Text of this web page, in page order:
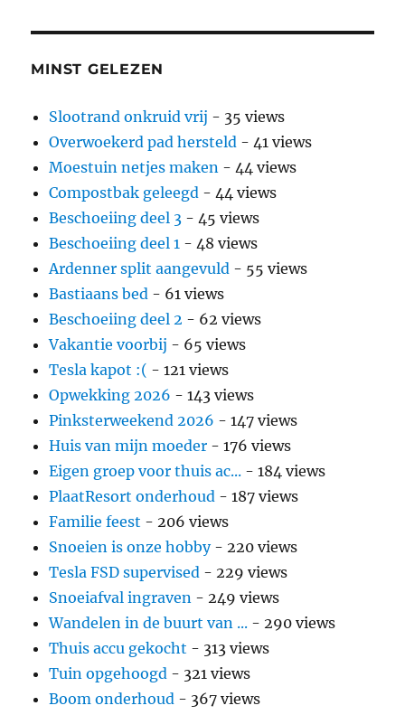
MINST GELEZEN
Slootrand onkruid vrij - 35 views
Overwoekerd pad hersteld - 41 views
Moestuin netjes maken - 44 views
Compostbak geleegd - 44 views
Beschoeiing deel 3 - 45 views
Beschoeiing deel 1 - 48 views
Ardenner split aangevuld - 55 views
Bastiaans bed - 61 views
Beschoeiing deel 2 - 62 views
Vakantie voorbij - 65 views
Tesla kapot :( - 121 views
Opwekking 2026 - 143 views
Pinksterweekend 2026 - 147 views
Huis van mijn moeder - 176 views
Eigen groep voor thuis ac... - 184 views
PlaatResort onderhoud - 187 views
Familie feest - 206 views
Snoeien is onze hobby- 220 views
Tesla FSD supervised - 229 views
Snoeiafval ingraven - 249 views
Wandelen in de buurt van ... - 290 views
Thuis accu gekocht - 313 views
Tuin opgehoogd - 321 views
Boom onderhoud - 367 views